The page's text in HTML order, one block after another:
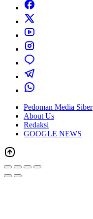
Pedoman Media Siber
About Us
Redaksi
GOOGLE NEWS